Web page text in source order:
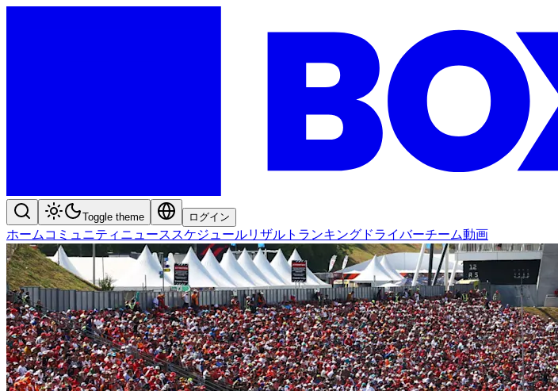
Toggle theme ログイン
ホーム コミュニティ ニュース スケジュールリザルト ランキング ドライバーチーム動画